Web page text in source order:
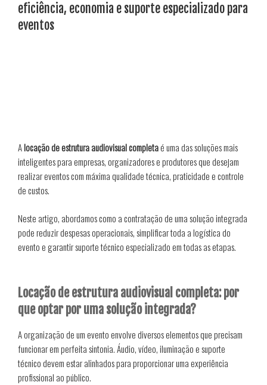
eficiência, economia e suporte especializado para
eventos
Alocação de estrutura audiovisual completaé uma das soluções mais
inteligentes para empresas, organizadores e produtores que desejam
realizar eventos com máxima qualidade técnica, praticidade e controle
de custos.
Neste artigo, abordamos como a contratação de uma solução integrada
pode reduzir despesas operacionais, simplificar toda a logística do
evento e garantir suporte técnico especializado em todas as etapas.
Locação de estrutura audiovisual completa: por
que optar por uma solução integrada?
A organização de um evento envolve diversos elementos que precisam
funcionar em perfeita sintonia. Áudio, vídeo, iluminação e suporte
técnico devem estar alinhados para proporcionar uma experiência
profissional ao público.